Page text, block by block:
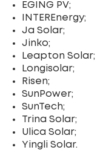
EGING PV;
INTEREnergy;
Ja Solar;
Jinko;
Leapton Solar;
Longisolar;
Risen;
SunPower;
SunTech;
Trina Solar;
Ulica Solar;
Yingli Solar.